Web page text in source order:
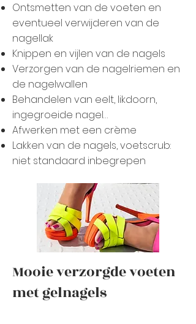
Ontsmetten van de voeten en
eventueel verwijderen van de
nagellak
Knippen en vijlen van de nagels
Verzorgen van de nagelriemen en
de nagelwallen
Behandelen van eelt, likdoorn,
ingegroeide nagel…
Afwerken met een crème
Lakken van de nagels, voetscrub:
niet standaard inbegrepen
Mooie verzorgde voeten
met gelnagels